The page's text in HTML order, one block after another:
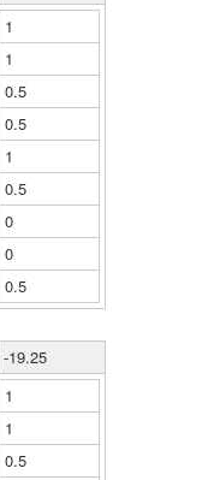
1
1
0.5
0.5
1
0.5
0
0
0.5
-19.25
1
1
0.5